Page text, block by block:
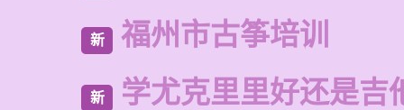
新 福州市古筝培训
新 学尤克里里好还是吉